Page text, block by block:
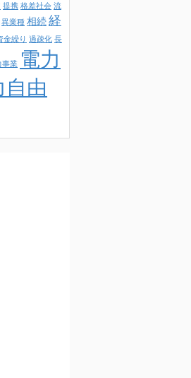
提携 格差社会 流
異業種 相続経
金繰り 過疎化 長
事業 電力
自由